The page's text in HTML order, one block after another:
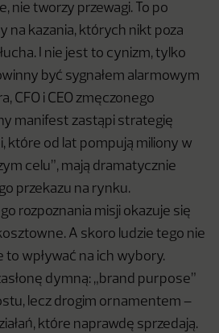
nie tworzy przewagi. To po
na kazania, których nikt poza
I nie jest to cynizm, tylko
być sygnałem alarmowym
CFO i CEO zmęczonego
manifest zastąpi strategię
które od lat pompują miliony w
celu”, mają dramatycznie
przekazu na rynku.
rozpoznania misji okazuje się
A skoro ludzie tego nie
to wpływać na ich wybory.
dymną: „brand purpose”
lecz drogim ornamentem –
które naprawdę sprzedają.